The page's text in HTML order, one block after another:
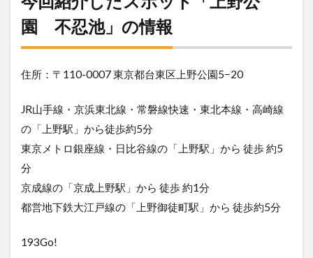
園 不忍池」の情報
住所：〒110-0007 東京都台東区上野公園5−20
JR山手線・京浜東北線・常磐線快速・東北本線・高崎線
の「上野駅」から徒歩約5分
東京メトロ銀座線・日比谷線の「上野駅」から 徒歩 約5
分
京成線の「京成上野駅」から 徒歩 約1分
都営地下鉄大江戸線の「上野御徒町駅」から 徒歩約5分
193Go!